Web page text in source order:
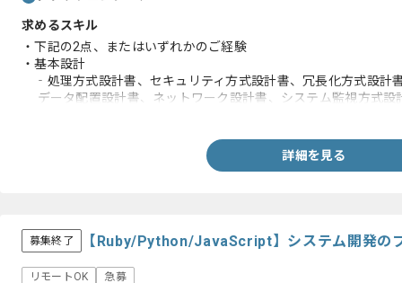
求めるスキル
・下記の2点、またはいずれかのご経験
・基本設計
‐処理方式設計書、セキュリティ方式設計書、冗長化方式設計
データ配置設計書、ネットワーク設計書、システム監視方式設
‐環境定義書(TFファイル)、インフラ詳細設計書詳細を見る
募集終了 【Ruby/Python/JavaScript】システム開発の
リモートOK 急募